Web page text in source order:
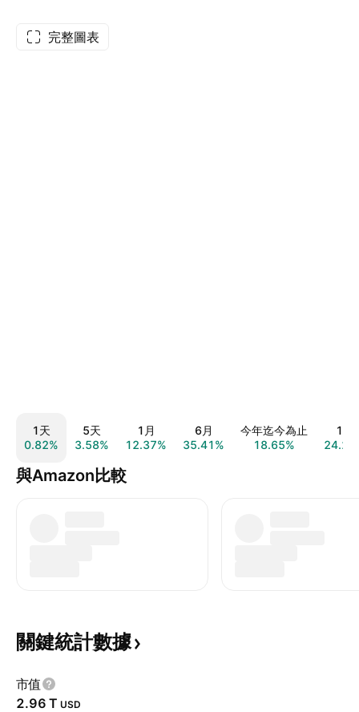
完整圖表
1天
0.82%
5天
3.58%
1月
12.37%
6月
35.41%
今年迄今為止
18.65%
1年
與Amazon比較
關鍵統計數據
市值
‪2.96 T‬ USD